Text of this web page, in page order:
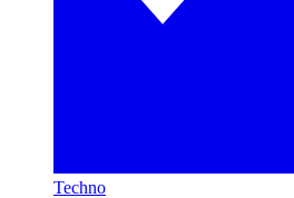
Techno